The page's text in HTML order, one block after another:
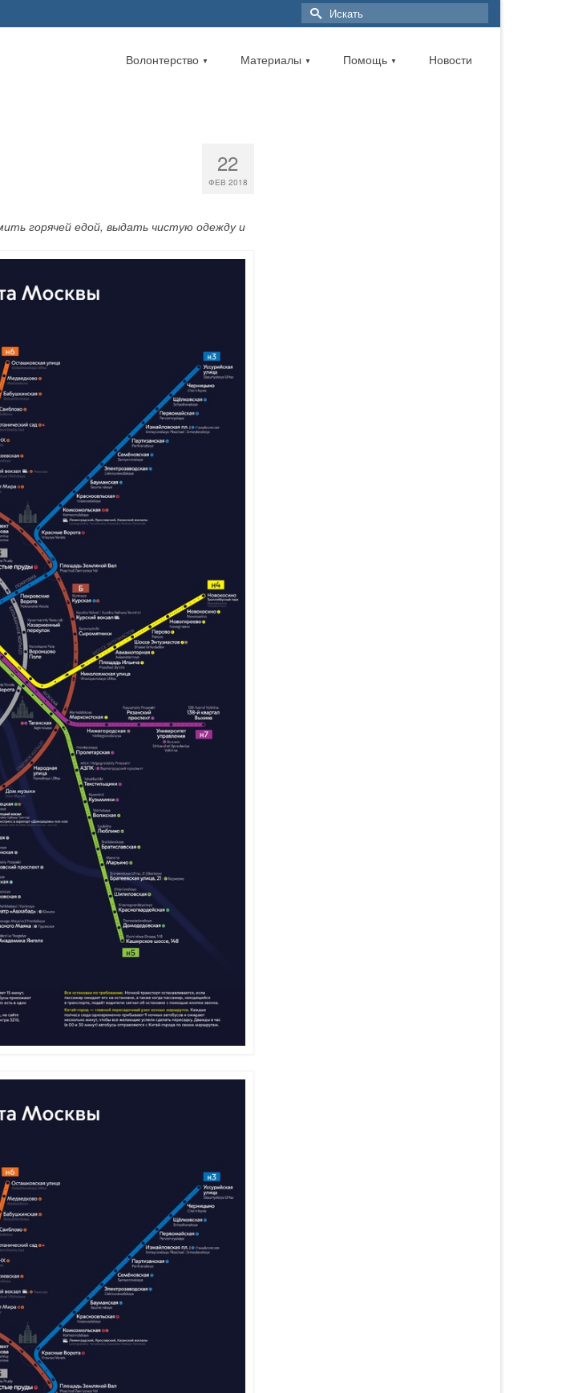
Волонтерство ▼ Материалы ▼ Помощь ▼ Новости
22
ФЕВ 2018
горячей едой, выдать чистую одежду и